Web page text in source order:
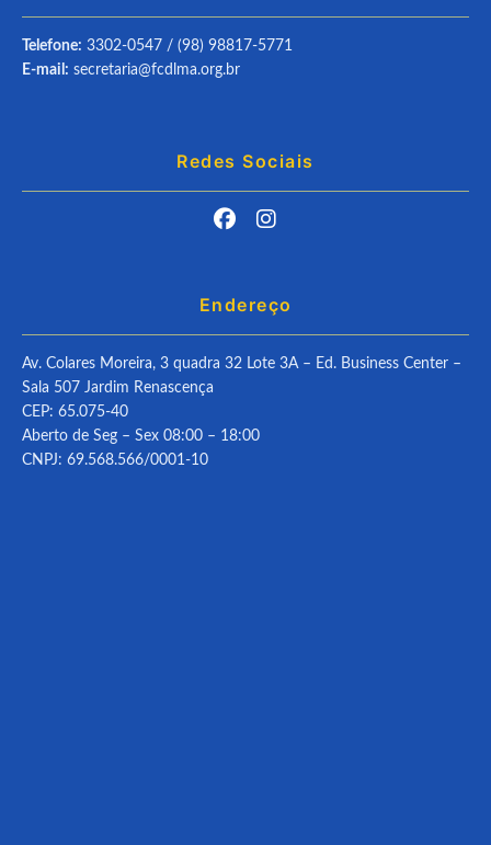
Telefone: 3302-0547 / (98) 98817-5771
E-mail: secretaria@fcdlma.org.br
Redes Sociais
Endereço
Av. Colares Moreira, 3 quadra 32 Lote 3A – Ed. Business Center –
Sala 507 Jardim Renascença
CEP: 65.075-40
Aberto de Seg – Sex 08:00 – 18:00
CNPJ: 69.568.566/0001-10